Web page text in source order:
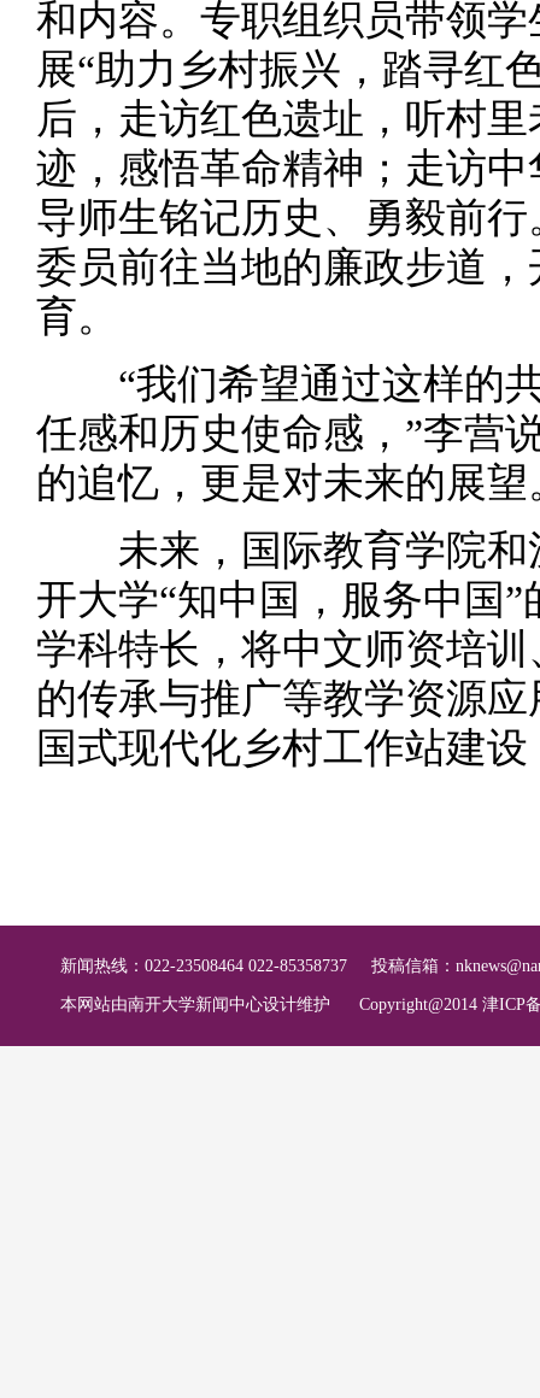
和内容。专职组织员带领
展“助力乡村振兴，踏寻红
后，走访红色遗址，听村
迹，感悟革命精神；走访
导师生铭记历史、勇毅前
委员前往当地的廉政步道
育。
“我们希望通过这样的共
任感和历史使命感，”李营
的追忆，更是对未来的展望
未来，国际教育学院和
开大学“知中国，服务中国
学科特长，将中文师资培
的传承与推广等教学资源
国式现代化乡村工作站建
新闻热线：022-23508464 022-85358737 投稿信箱：
本网站由南开大学新闻中心设计维护 Copyright@2014 津ICP